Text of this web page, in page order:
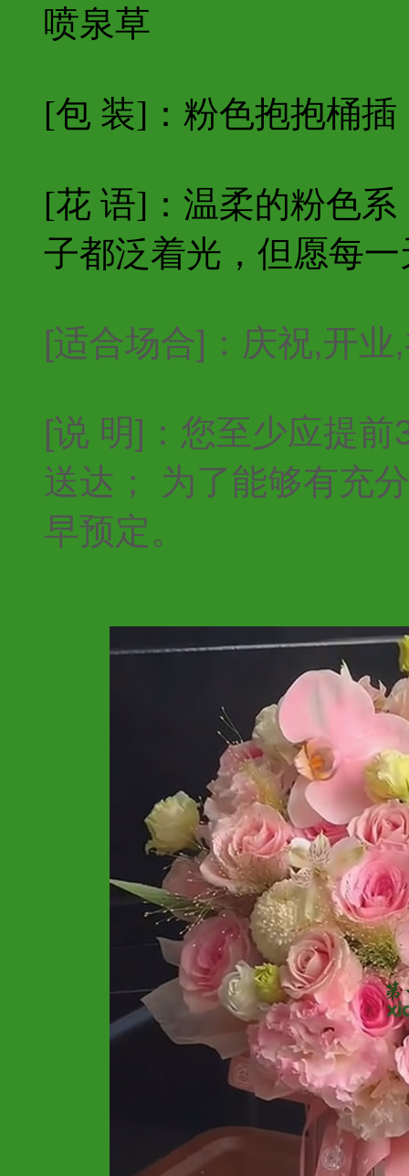
喷泉草
[包 装]：粉色抱抱桶插
[花 语]：温柔的粉色
子都泛着光，但愿每
[适合场合]：庆祝,开业
[说 明]：您至少应提
送达； 为了能够有充
早预定。